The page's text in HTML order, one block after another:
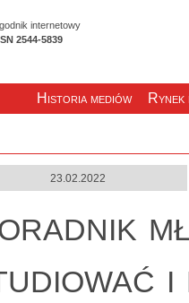
Historia mediów Rynek
internetowy
2544-5839
23.02.2022
i